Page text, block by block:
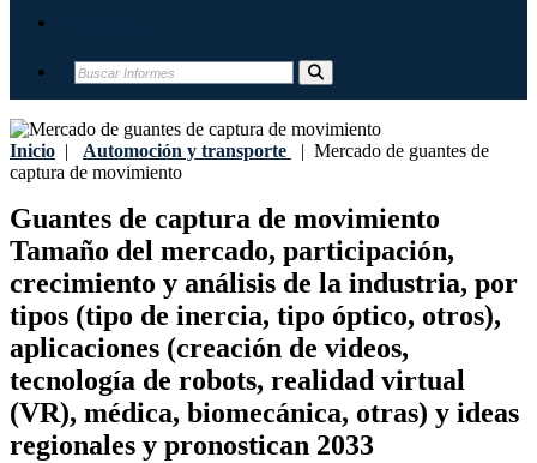
Inicio | Automoción y transporte | Mercado de guantes de
captura de movimiento
Guantes de captura de movimiento
Tamaño del mercado, participación,
crecimiento y análisis de la industria, por
tipos (tipo de inercia, tipo óptico, otros),
aplicaciones (creación de videos,
tecnología de robots, realidad virtual
(VR), médica, biomecánica, otras) y ideas
regionales y pronostican 2033